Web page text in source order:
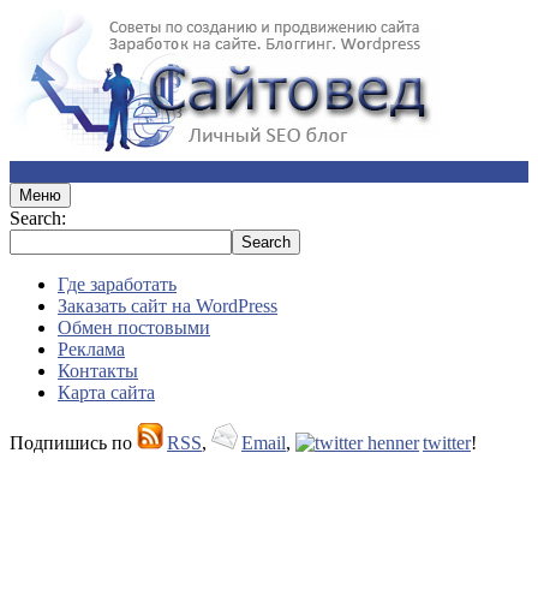
Меню
Search:
Где заработать
Заказать сайт на WordPress
Обмен постовыми
Реклама
Контакты
Карта сайта
Подпишись по RSS, Email, twitter!